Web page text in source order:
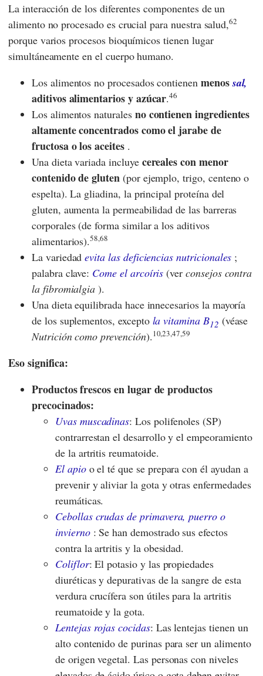
La interacción de los diferentes componentes de un
alimento no procesado es crucial para nuestra salud,62
porque varios procesos bioquímicos tienen lugar
simultáneamente en el cuerpo humano.
Los alimentos no procesados contienen menossal,
aditivos alimentarios y azúcar.46
Los alimentos naturales no contienen ingredientes
altamente concentrados como el jarabe de
fructosa o los aceites.
Una dieta variada incluye cereales con menor
contenido de gluten (por ejemplo, trigo, centeno o
espelta). La gliadina, la principal proteína del
gluten, aumenta la permeabilidad de las barreras
corporales (de forma similar a los aditivos
alimentarios).58,68
La variedadevita las deficiencias nutricionales ;
palabra clave: Come el arcoíris (verconsejos contra
la fibromialgia ).
Una dieta equilibrada hace innecesarios la mayoría
de los suplementos, excepto la vitamina B12 (véase
Nutrición como prevención).10,23,47,59
Eso significa:
Productos frescos en lugar de productos
precocinados:
Uvas muscadinas: Los polifenoles (SP)
contrarrestan el desarrollo y el empeoramiento
de la artritis reumatoide.
El apioo el té que se prepara con él ayudan a
prevenir y aliviar la gota y otras enfermedades
reumáticas.
Cebollas crudas de primavera, puerro o
invierno: Se han demostrado sus efectos
contra la artritis y la obesidad.
Coliflor: El potasio y las propiedades
diuréticas y depurativas de la sangre de esta
verdura crucífera son útiles para la artritis
reumatoide y la gota.
Lentejas rojas cocidas: Las lentejas tienen un
alto contenido de purinas para ser un alimento
de origen vegetal. Las personas con niveles